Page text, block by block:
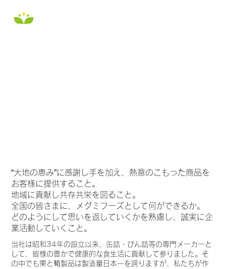
“大地の恵み”に感謝し手を加え、熱意のこもった商品を
お客様に提供すること。
地域に貢献し共存共栄を図ること。
全国の皆さまに、メグミフーズとして何ができるか。
どのようにして思いを返していくかを熟慮し、誠実に企
業活動していくこと。
当社は昭和34年の設立以来、缶詰・びん詰等の専門メーカーと
して、皆様の豊かで健康的な食生活に貢献して参りました。そ
の中でも栗と筍製品は製造量日本一を誇りますが、私たちが作